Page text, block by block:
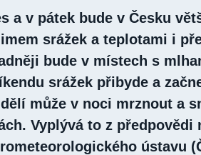
a v pátek bude v Česku
srážek a teplotami i
bude v místech s
srážek přibyde a
může v noci mrznout a
Vyplývá to z předpovědi
ústavu